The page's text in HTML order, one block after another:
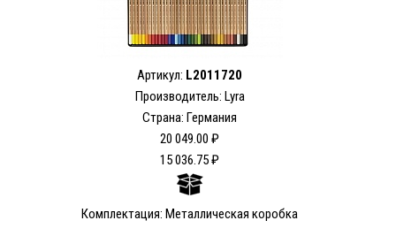
Артикул: L2011720
Производитель: Lyra
Страна: Германия
20 049.00 ₽
15 036.75 ₽
Комплектация: Металлическая коробка